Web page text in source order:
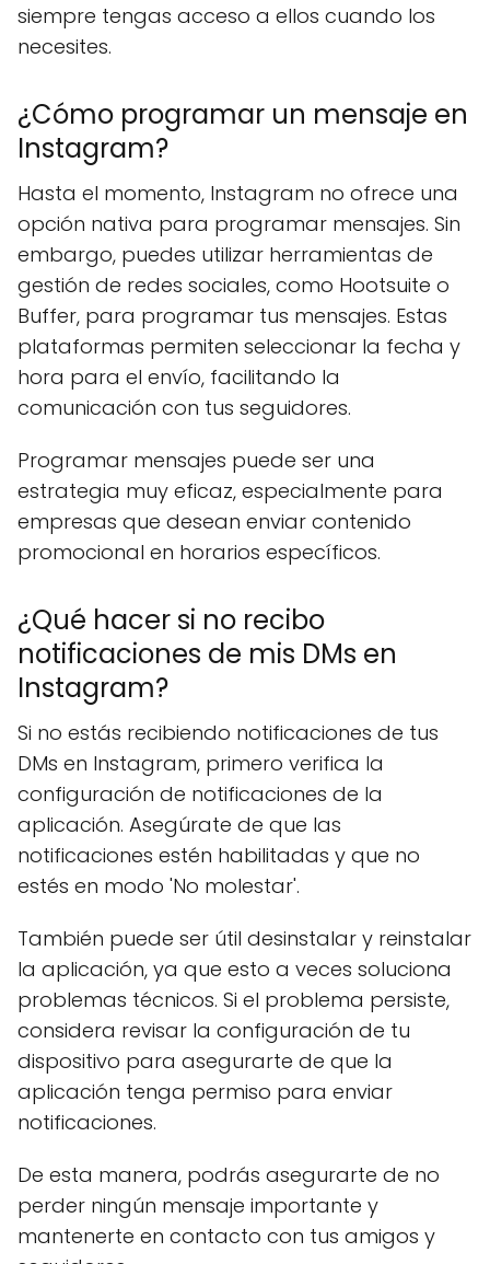
siempre tengas acceso a ellos cuando los
necesites.
¿Cómo programar un mensaje en
Instagram?
Hasta el momento, Instagram no ofrece una
opción nativa para programar mensajes. Sin
embargo, puedes utilizar herramientas de
gestión de redes sociales, como Hootsuite o
Buffer, para programar tus mensajes. Estas
plataformas permiten seleccionar la fecha y
hora para el envío, facilitando la
comunicación con tus seguidores.
Programar mensajes puede ser una
estrategia muy eficaz, especialmente para
empresas que desean enviar contenido
promocional en horarios específicos.
¿Qué hacer si no recibo
notificaciones de mis DMs en
Instagram?
Si no estás recibiendo notificaciones de tus
DMs en Instagram, primero verifica la
configuración de notificaciones de la
aplicación. Asegúrate de que las
notificaciones estén habilitadas y que no
estés en modo 'No molestar'.
También puede ser útil desinstalar y reinstalar
la aplicación, ya que esto a veces soluciona
problemas técnicos. Si el problema persiste,
considera revisar la configuración de tu
dispositivo para asegurarte de que la
aplicación tenga permiso para enviar
notificaciones.
De esta manera, podrás asegurarte de no
perder ningún mensaje importante y
mantenerte en contacto con tus amigos y